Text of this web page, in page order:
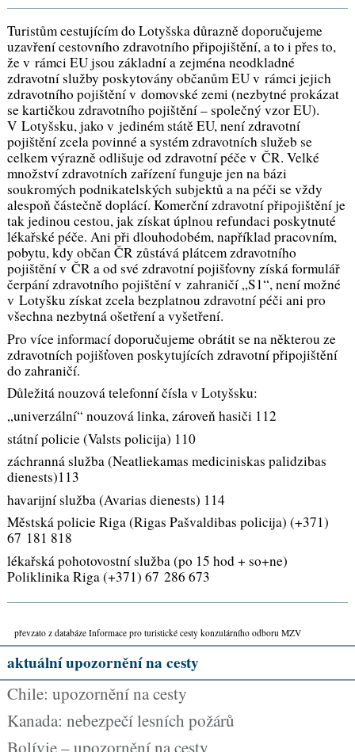
Turistům cestujícím do Lotyšska důrazně doporučujeme
uzavření cestovního zdravotního připojištění, a to i přes to,
že v rámci EU jsou základní a zejména neodkladné
zdravotní služby poskytovány občanům EU v rámci jejich
zdravotního pojištění v domovské zemi (nezbytné prokázat
se kartičkou zdravotního pojištění – společný vzor EU).
V Lotyšsku, jako v jediném státě EU, není zdravotní
pojištění zcela povinné a systém zdravotních služeb se
celkem výrazně odlišuje od zdravotní péče v ČR. Velké
množství zdravotních zařízení funguje jen na bázi
soukromých podnikatelských subjektů a na péči se vždy
alespoň částečně doplácí. Komerční zdravotní připojištění je
tak jedinou cestou, jak získat úplnou refundaci poskytnuté
lékařské péče. Ani při dlouhodobém, například pracovním,
pobytu, kdy občan ČR zůstává plátcem zdravotního
pojištění v ČR a od své zdravotní pojišťovny získá formulář
čerpání zdravotního pojištění v zahraničí „S1“, není možné
v Lotyšku získat zcela bezplatnou zdravotní péči ani pro
všechna nezbytná ošetření a vyšetření.
Pro více informací doporučujeme obrátit se na některou ze
zdravotních pojišťoven poskytujících zdravotní připojištění
do zahraničí.
Důležitá nouzová telefonní čísla v Lotyšsku:
„univerzální“ nouzová linka, zároveň hasiči 112
státní policie (Valsts policija) 110
záchranná služba (Neatliekamas mediciniskas palidzibas
dienests)113
havarijní služba (Avarias dienests) 114
Městská policie Riga (Rigas Pašvaldibas policija) (+371)
67 181 818
lékařská pohotovostní služba (po 15 hod + so+ne)
Poliklinika Riga (+371) 67 286 673
převzato z databáze Informace pro turistické cesty konzulárního odboru MZV
aktuální upozornění na cesty
Chile: upozornění na cesty
Kanada: nebezpečí lesních požárů
Bolívie – upozornění na cesty